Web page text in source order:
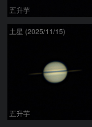
五升芋
土星 (2025/11/15)
五升芋